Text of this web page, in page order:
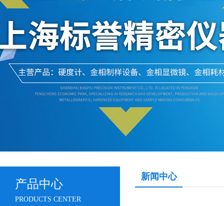
产品中心
PRODUCTS CENTER
新闻中心